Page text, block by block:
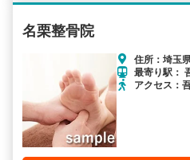
名栗整骨院
住所：埼玉
最寄り駅：
アクセス：